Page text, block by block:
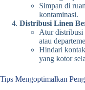
Simpan di
kontaminasi.
Distribusi Linen
Atur distribusi
atau
Hindari
yang kotor
Tips Mengoptimalkan